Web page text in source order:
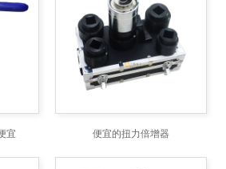
宜 便宜的扭力倍增器